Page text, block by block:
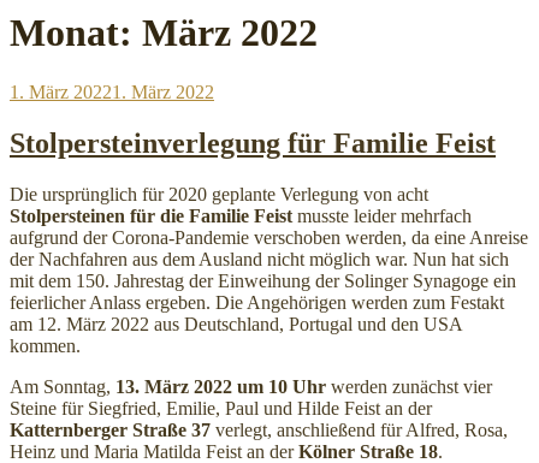
Monat: März 2022
Veröffentlicht
1. März 20221. März 2022
Stolpersteinverlegung für Familie Feist
Die ursprünglich für 2020 geplante Verlegung von acht
Stolpersteinen für die Familie Feist musste leider mehrfach
aufgrund der Corona-Pandemie verschoben werden, da eine Anreise
der Nachfahren aus dem Ausland nicht möglich war. Nun hat sich
mit dem 150. Jahrestag der Einweihung der Solinger Synagoge ein
feierlicher Anlass ergeben. Die Angehörigen werden zum Festakt
am 12. März 2022 aus Deutschland, Portugal und den USA
kommen.
Am Sonntag, 13. März 2022 um 10 Uhr werden zunächst vier
Steine für Siegfried, Emilie, Paul und Hilde Feist an der
Katternberger Straße 37 verlegt, anschließend für Alfred, Rosa,
Heinz und Maria Matilda Feist an derKölner Straße 18.